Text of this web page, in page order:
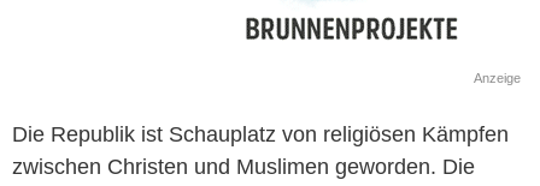
Anzeige
Die Republik ist Schauplatz von religiösen Kämpfen
zwischen Christen und Muslimen geworden. Die